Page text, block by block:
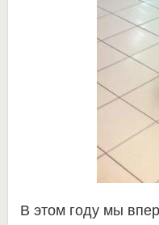
В этом году мы